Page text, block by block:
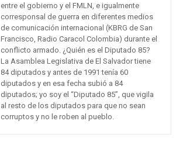
entre el gobierno y el FMLN, e igualmente
corresponsal de guerra en diferentes medios
de comunicación internacional (KBRG de San
Francisco, Radio Caracol Colombia) durante el
conflicto armado. ¿Quién es el Diputado 85?
La Asamblea Legislativa de El Salvador tiene
84 diputados y antes de 1991 tenía 60
diputados y en esa fecha subió a 84
diputados; yo soy el “Diputado 85”, que vigila
al resto de los diputados para que no sean
corruptos y no le roben al pueblo.